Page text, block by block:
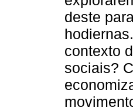
deste
contexto
sociais?